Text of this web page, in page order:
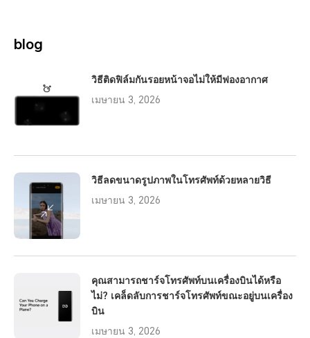
blog
วิธีติดฟิล์มกันรอยหน้าจอไม่ให้มีฟองอากาศ
เมษายน 3, 2026
วิธีลดขนาดรูปภาพในโทรศัพท์ด้วยหลายวิธี
เมษายน 3, 2026
คุณสามารถชาร์จโทรศัพท์บนเครื่องบินได้หรือ
ไม่? เคล็ดลับการชาร์จโทรศัพท์ขณะอยู่บนเครื่อง
บิน
เมษายน 3, 2026